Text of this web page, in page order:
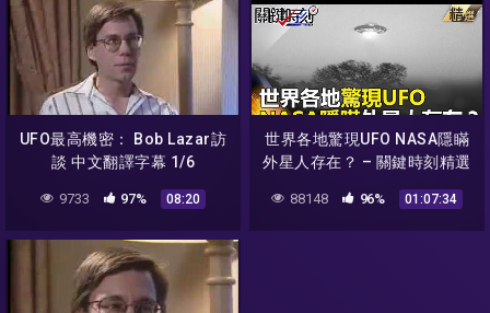
UFO最高機密： Bob Lazar訪
談 中文翻譯字幕 1/6
9733 97% 08:20
世界各地驚現UFO NASA隱瞞
外星人存在？ – 關鍵時刻精選
88148 96% 01:07:34